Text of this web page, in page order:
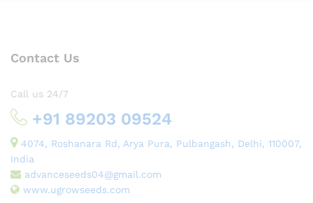
Contact Us
Call us 24/7
+91 89203 09524
4074, Roshanara Rd, Arya Pura, Pulbangash, Delhi, 110007,
India
advanceseeds04@gmail.com
www.ugrowseeds.com